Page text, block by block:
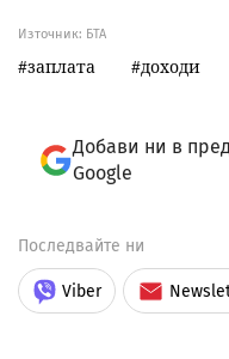
Източник: БТА
заплата доходи
Добави ни в
Google
Последвайте ни
Viber